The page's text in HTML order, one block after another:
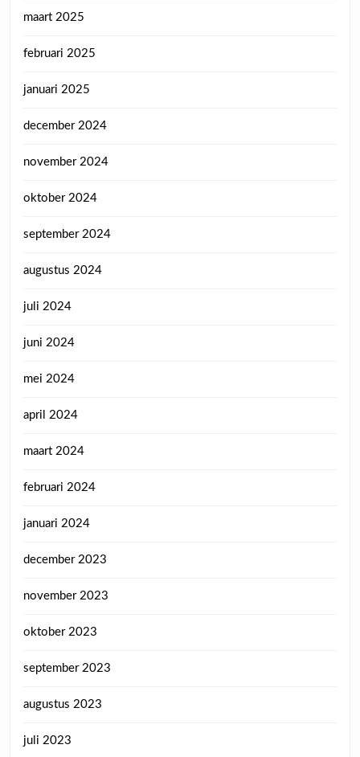
maart 2025
februari 2025
januari 2025
december 2024
november 2024
oktober 2024
september 2024
augustus 2024
juli 2024
juni 2024
mei 2024
april 2024
maart 2024
februari 2024
januari 2024
december 2023
november 2023
oktober 2023
september 2023
augustus 2023
juli 2023